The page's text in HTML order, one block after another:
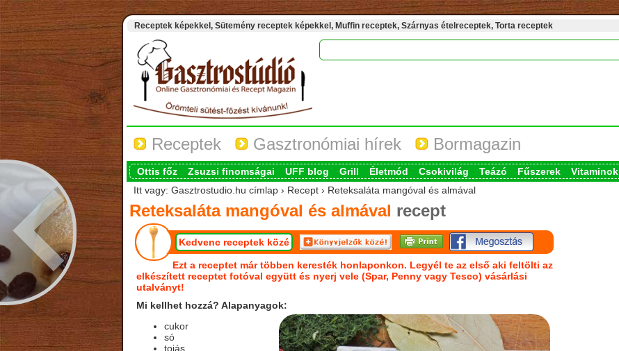
Receptek képekkel, Sütemény receptek képekkel, Muffin receptek, Szárnyas ételreceptek, Torta receptek
Receptek Gasztronómiai hírek Bormagazin
Ottis főz Zsuzsi finomságai UFF blog Grill Életmód Csokivilág Teázó Fűszerek Vitaminok
Itt vagy: Gasztrostudio.hu címlap › Recept › Reteksaláta mangóval és almával
Reteksaláta mangóval és almával recept
Kedvenc receptek közé
Ezt a receptet már többen keresték honlaponkon. Legyél te az első aki feltölti az
elkészített receptet fotóval együtt és nyerj vele (Spar, Penny vagy Tesco) vásárlási
utalványt!
Mi kellhet hozzá? Alapanyagok:
cukor
só
tojás